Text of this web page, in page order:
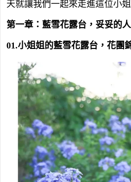
天就讓我們一起來走進這位小
第一章：藍雪花露台，妥妥的
01.小姐姐的藍雪花露台，花團